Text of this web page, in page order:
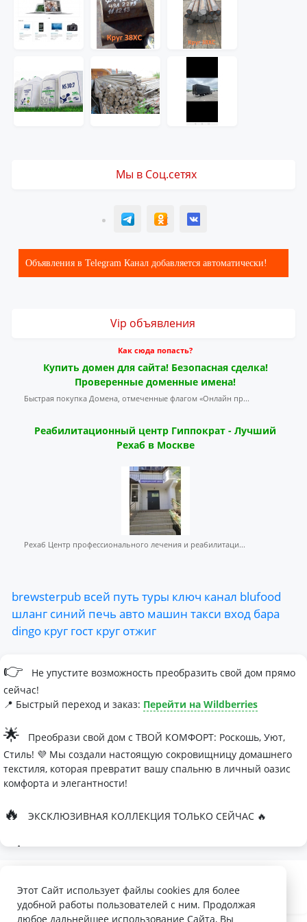
Мы в Соц.сетях
T ОК ВК
Объявления в Telegram Канал добавляется автоматически!
Vip объявления
Как сюда попасть?
Купить домен для сайта! Безопасная сделка!
Проверенные доменные имена!
Быстрая покупка Домена, отмеченные флагом «Онлайн пр...
Реабилитационный центр Гиппократ - Лучший
Рехаб в Москве
Рехаб Центр профессионального лечения и реабилитаци...
brewsterpub всей путь туры ключ канал blufood
шланг синий печь авто машин такси вход бара
dingo круг гост круг отжиг
👉
Не упустите возможность преобразить свой дом прямо
сейчас!
📍 Быстрый переход и заказ: Перейти на Wildberries
🌟
Преобрази свой дом с ТВОЙ КОМФОРТ: Роскошь, Уют,
Стиль! 💜 Мы создали настоящую сокровищницу домашнего
текстиля, которая превратит вашу спальню в личный оазис
комфорта и элегантности!
🔥 ЭКСКЛЮЗИВНАЯ КОЛЛЕКЦИЯ ТОЛЬКО СЕЙЧАС 🔥
🛏
Палитра изысканных оттенков:
- Темно-серый для минималистичных интерьеров
Этот Сайт использует файлы cookies для более
удобной работы пользователей с ним. Продолжая
любое дальнейшее использование Сайта, Вы